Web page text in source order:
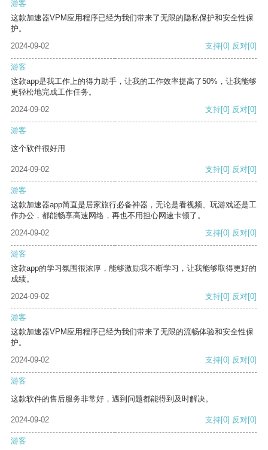
游客
这款加速器VPM应用程序已经为我们带来了无限的隐私保护和安全性保
护。
2024-09-02
支持[0] 反对[0]
游客
这款app是我工作上的得力助手，让我的工作效率提高了50%，让我能够
更轻松地完成工作任务。
2024-09-02
支持[0] 反对[0]
游客
这个软件很好用
2024-09-02 支持[0] 反对[0]
游客
这款加速器app简直是居家旅行必备神器，无论是看视频、玩游戏还是工
作办公，都能畅享高速网络，再也不用担心网速卡顿了。
2024-09-02
支持[0] 反对[0]
游客
这款app的学习氛围很浓厚，能够激励我不断学习，让我能够取得更好的
成绩。
2024-09-02
支持[0] 反对[0]
游客
这款加速器VPM应用程序已经为我们带来了无限的流畅体验和安全性保
护。
2024-09-02
支持[0] 反对[0]
游客
这款软件的售后服务非常好，遇到问题都能得到及时解决。
2024-09-02 支持[0] 反对[0]
游客